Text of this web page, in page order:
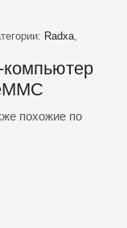
Radxa,
похожие по